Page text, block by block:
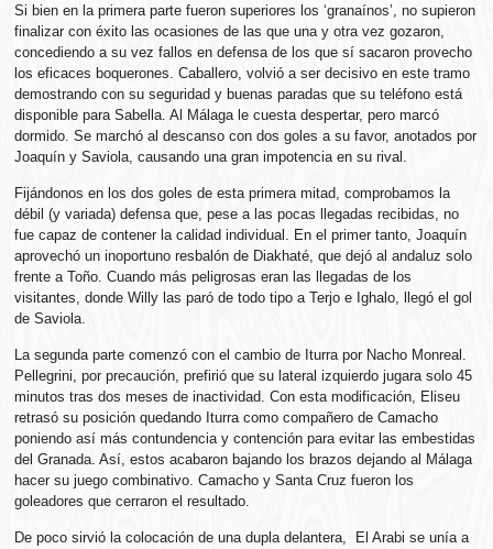
Si bien en la primera parte fueron superiores los ‘granaínos’, no supieron
finalizar con éxito las ocasiones de las que una y otra vez gozaron,
concediendo a su vez fallos en defensa de los que sí sacaron provecho
los eficaces boquerones. Caballero, volvió a ser decisivo en este tramo
demostrando con su seguridad y buenas paradas que su teléfono está
disponible para Sabella. Al Málaga le cuesta despertar, pero marcó
dormido. Se marchó al descanso con dos goles a su favor, anotados por
Joaquín y Saviola, causando una gran impotencia en su rival.
Fijándonos en los dos goles de esta primera mitad, comprobamos la
débil (y variada) defensa que, pese a las pocas llegadas recibidas, no
fue capaz de contener la calidad individual. En el primer tanto, Joaquín
aprovechó un inoportuno resbalón de Diakhaté, que dejó al andaluz solo
frente a Toño. Cuando más peligrosas eran las llegadas de los
visitantes, donde Willy las paró de todo tipo a Terjo e Ighalo, llegó el gol
de Saviola.
La segunda parte comenzó con el cambio de Iturra por Nacho Monreal.
Pellegrini, por precaución, prefirió que su lateral izquierdo jugara solo 45
minutos tras dos meses de inactividad. Con esta modificación, Eliseu
retrasó su posición quedando Iturra como compañero de Camacho
poniendo así más contundencia y contención para evitar las embestidas
del Granada. Así, estos acabaron bajando los brazos dejando al Málaga
hacer su juego combinativo. Camacho y Santa Cruz fueron los
goleadores que cerraron el resultado.
De poco sirvió la colocación de una dupla delantera, El Arabi se unía a